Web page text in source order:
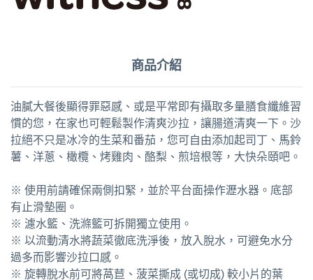
商品介紹
油膩大餐後顯得罪惡感、或是平常即有攝取多量膳食纖維習
慣的您，在家也可輕鬆製作清爽沙拉，讓腸道清爽一下。沙
拉絕不只是冰冷的生菜和番茄，您可自由添加起司丁、馬鈴
薯、洋蔥、橄欖、烤雞肉、酪梨、煎培根等，大快朵頤吧。
※ 使用前請確保兩側扣緊，並於平台面操作瀝水器。底部
有止滑墊圈。
※ 濾水籃、洗滌籃可拆開獨立使用。
※ 以流動清水將蔬菜徹底洗淨後，放入脫水，可避免水分
過多而影響沙拉口感。
※ 旋轉脫水前可將萵苣、菠菜撕成 (或切成) 較小片的葉